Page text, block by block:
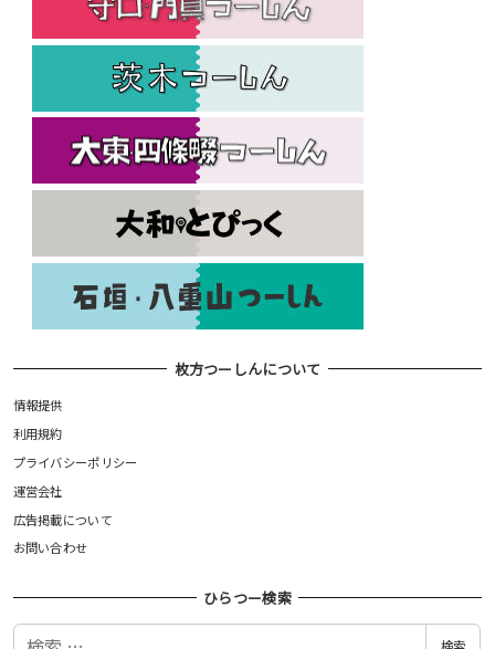
枚方つーしんについて
情報提供
利用規約
プライバシーポリシー
運営会社
広告掲載について
お問い合わせ
ひらつー検索
検